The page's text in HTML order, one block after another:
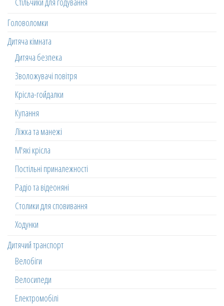
Головоломки
Дитяча кімната
Дитяча безпека
Зволожувачі повітря
Крісла-гойдалки
Купання
Ліжка та манежі
М'які крісла
Постільні приналежності
Радіо та відеоняні
Столики для сповивання
Ходунки
Дитячий транспорт
Велобіги
Велосипеди
Електромобілі